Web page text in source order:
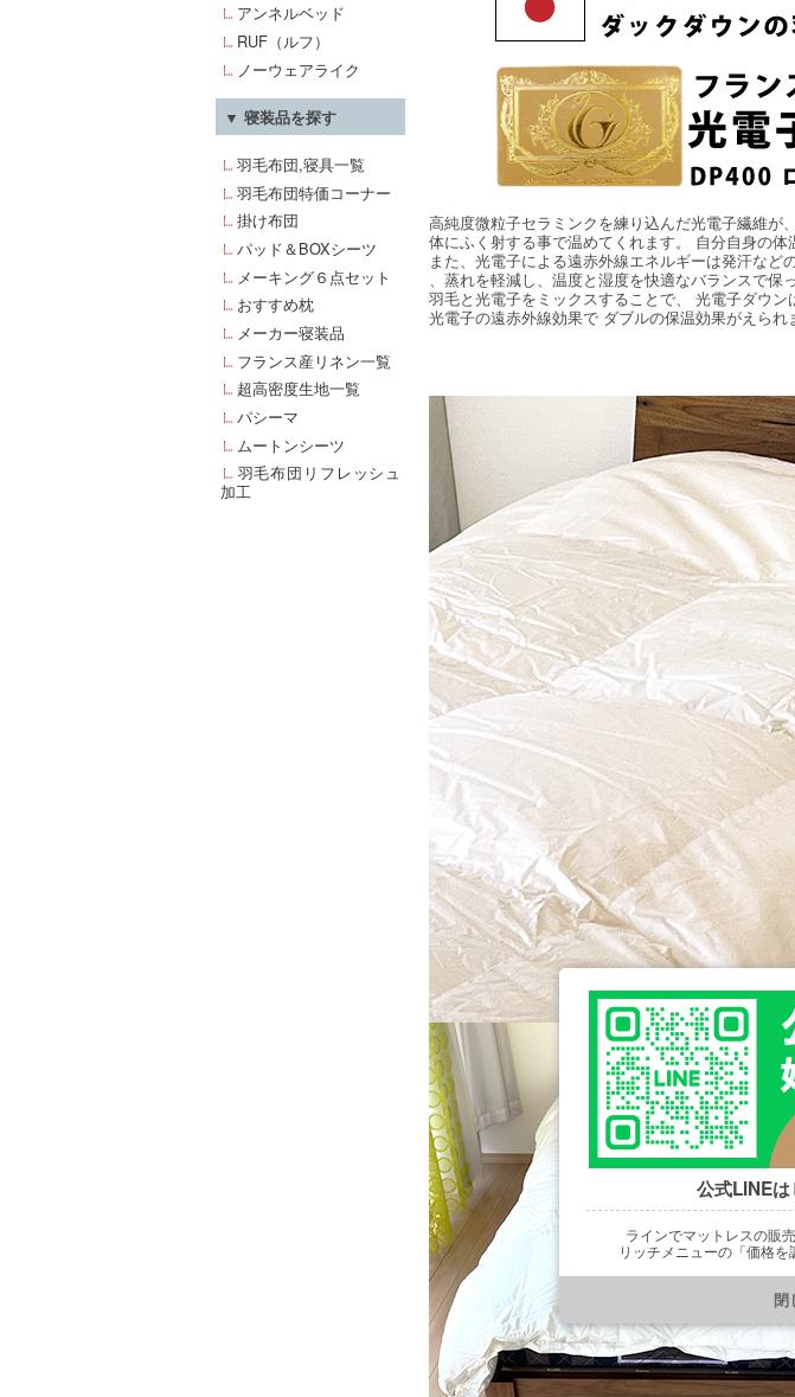
アンネルベッド
RUF（ルフ）
ノーウェアライク
▼ 寝装品を探す
羽毛布団,寝具一覧
羽毛布団特価コーナー
掛け布団
パッド＆BOXシーツ
メーキング６点セット
おすすめ枕
メーカー寝装品
フランス産リネン一覧
超高密度生地一覧
パシーマ
ムートンシーツ
羽毛布団リフレッシュ
加工
高純度微粒子セラミンクを練り込んだ光電子繊維が
体にふく射する事で温めてくれます。 自分自身の
また、光電子による遠赤外線エネルギーは発汗など
、蒸れを軽減し、温度と湿度を快適なバランスで保
羽毛と光電子をミックスすることで、 光電子ダウ
光電子の遠赤外線効果で ダブルの保温効果がえられ
公式LINEは
ラインでマットレスの販
リッチメニューの「価格
https://
閉